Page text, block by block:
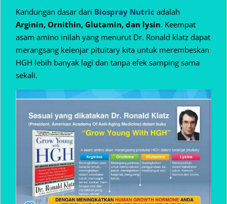
Kandungan dasar dari Biospray Nutric adalah
Arginin, Ornithin, Glutamin, dan lysin. Keempat
asam amino inilah yang menurut Dr. Ronald klatz dapat
merangsang kelenjar pituitary kita untuk merembeskan
HGH lebih banyak lagi dan tanpa efek samping sama
sekali.